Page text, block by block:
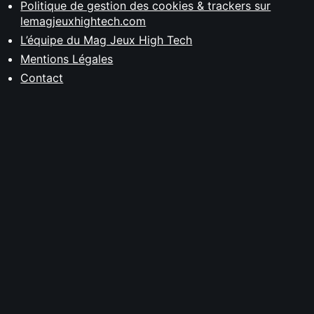
Politique de gestion des cookies & trackers sur
lemagjeuxhightech.com
L’équipe du Mag Jeux High Tech
Mentions Légales
Contact